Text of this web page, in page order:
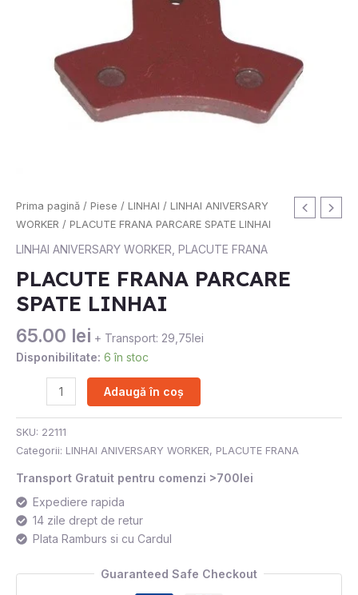
Prima pagină / Piese / LINHAI / LINHAI ANIVERSARY
WORKER / PLACUTE FRANA PARCARE SPATE LINHAI
LINHAI ANIVERSARY WORKER PLACUTE FRANA
PLACUTE FRANA PARCARE
SPATE LINHAI
65.00 lei + Transport: 29,75lei
Disponibilitate: 6 în stoc
Cantitate
PLACUTE
FRANA
SPATE
LINHAI
Adaugă în coș
SKU: 22111
Categorii: LINHAI ANIVERSARY WORKER, PLACUTE FRANA
Transport Gratuit pentru comenzi >700lei
Expediere rapida
14 zile drept de retur
Plata Ramburs si cu Cardul
Guaranteed Safe Checkout